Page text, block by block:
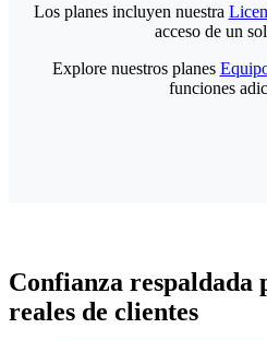
Los planes incluyen nuestra
acceso de un
Explore nuestros planes
funciones
Confianza respaldada
reales de clientes